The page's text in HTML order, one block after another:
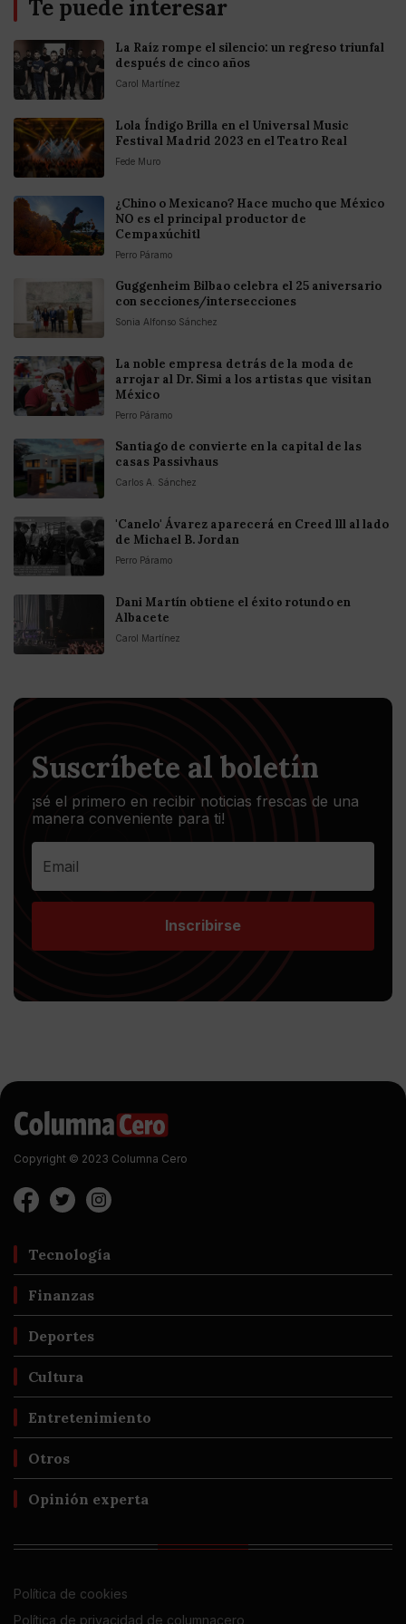
Te puede interesar
La Raíz rompe el silencio: un regreso triunfal
después de cinco años
Carol Martínez
Lola Índigo Brilla en el Universal Music
Festival Madrid 2023 en el Teatro Real
Fede Muro
¿Chino o Mexicano? Hace mucho que México
NO es el principal productor de
Cempaxúchitl
Perro Páramo
Guggenheim Bilbao celebra el 25 aniversario
con secciones/intersecciones
Sonia Alfonso Sánchez
La noble empresa detrás de la moda de
arrojar al Dr. Simi a los artistas que visitan
México
Perro Páramo
Santiago de convierte en la capital de las
casas Passivhaus
Carlos A. Sánchez
'Canelo' Ávarez aparecerá en Creed lll al lado
de Michael B. Jordan
Perro Páramo
Dani Martín obtiene el éxito rotundo en
Albacete
Carol Martínez
Suscríbete al boletín
¡sé el primero en recibir noticias frescas de una
manera conveniente para ti!
Inscribirse
Copyright © 2023 Columna Cero
Tecnología
Finanzas
Deportes
Cultura
Entretenimiento
Otros
Opinión experta
Política de cookies
Política de privacidad de columnacero